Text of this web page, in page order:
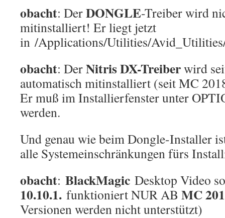
obacht: DerDONGLE-Treiber wird
mitinstalliert! Er liegt jetzt
in /Applications/Utilities/
obacht: DerNitris DX-Treiberwird
automatisch mitinstalliert (seit MC
Er muß im Installierfenster unter
werden.
Und genau wie beim Dongle-Installer
alle Systemeinschränkungen fürs
obacht: BlackMagic Desktop Video
10.10.1. funktioniert NUR AB MC
Versionen werden nicht unterstützt)